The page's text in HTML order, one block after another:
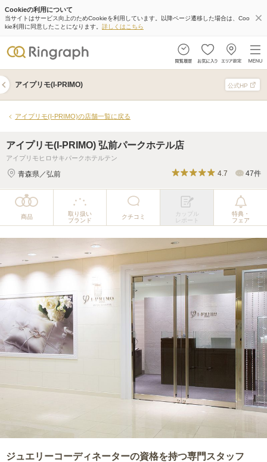
Cookieの利用について
当サイトはサービス向上のためCookieを利用しています。以降ページ遷移した場合は、Coo
kie利用に同意したことになります。 詳しくはこちら
アイプリモ(I-PRIMO) 公式HP
アイプリモ(I-PRIMO)の店舗一覧に戻る
アイプリモ(I-PRIMO) 弘前パークホテル店
アイプリモヒロサキパークホテルテン
青森県／弘前 4.7 47件
商品
取り扱い
ブランド
クチコミ
カップル
レポート
特典・
フェア
アイプリモ(I-PRIMO) 弘前パークホテル店
商品
取り扱い
ブランド
カップル
レポート
特典・
フェア
ジュエリーコーディネーターの資格を持つ専門スタッフ